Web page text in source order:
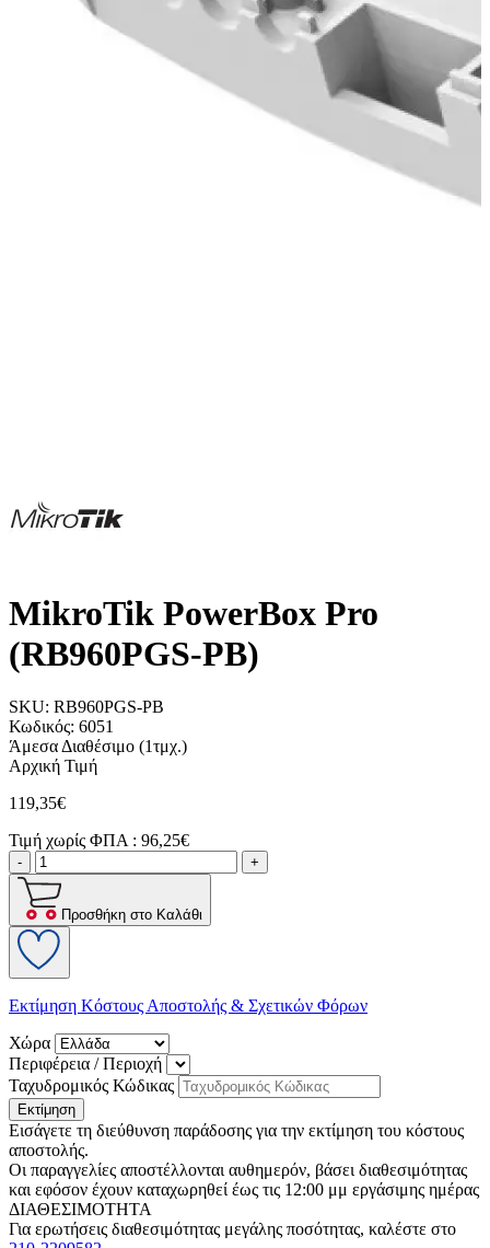
MikroTik PowerBox Pro
(RB960PGS-PB)
SKU: RB960PGS-PB
Κωδικός: 6051
Άμεσα Διαθέσιμο (1τμχ.)
Αρχική Τιμή
119,35€
Τιμή χωρίς ΦΠΑ : 96,25€
- +
Προσθήκη στο Καλάθι
Εκτίμηση Κόστους Αποστολής & Σχετικών Φόρων
Χώρα
Περιφέρεια / Περιοχή
Ταχυδρομικός Κώδικας
Εκτίμηση
Εισάγετε τη διεύθυνση παράδοσης για την εκτίμηση του κόστους
αποστολής.
Οι παραγγελίες αποστέλλονται αυθημερόν, βάσει διαθεσιμότητας
και εφόσον έχουν καταχωρηθεί έως τις 12:00 μμ εργάσιμης ημέρας
ΔΙΑΘΕΣΙΜΟΤΗΤΑ
Για ερωτήσεις διαθεσιμότητας μεγάλης ποσότητας, καλέστε στο